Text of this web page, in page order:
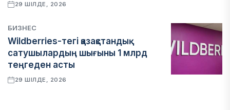
29 ШІЛДЕ, 2026
БИЗНЕС
Wildberries-тегі қазақстандық
сатушылардың шығыны 1 млрд
теңгеден асты
29 ШІЛДЕ, 2026